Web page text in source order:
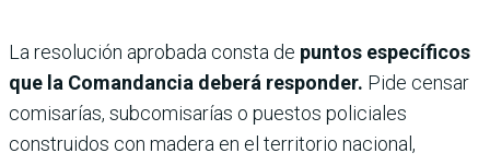
La resolución aprobada consta de puntos específicos
que la Comandancia deberá responder. Pide censar
comisarías, subcomisarías o puestos policiales
construidos con madera en el territorio nacional,